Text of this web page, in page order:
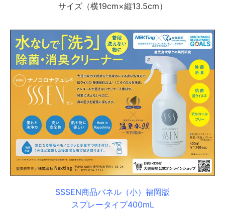
サイズ（横19cm×縦13.5cm）
SSSEN商品パネル（小）福岡版
スプレータイプ400mL